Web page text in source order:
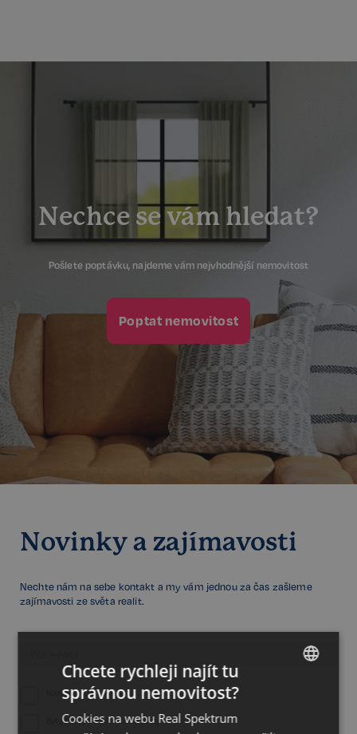
Nechce se vám hledat?
Pošlete poptávku, najdeme vám nejvhodnější nemovitost
Poptat nemovitost
Novinky a zajímavosti
Nechte nám na sebe kontakt a my vám jednou za čas zašleme
zajímavosti ze světa realit.
Komerční nemovitosti
Byty, domy a rekreační objekty
Chcete rychleji najít tu
správnou nemovitost?
Cookies na webu Real Spektrum